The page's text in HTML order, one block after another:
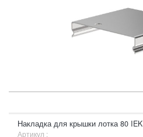
Накладка для крышки лотка 80 IEK
Артикул :